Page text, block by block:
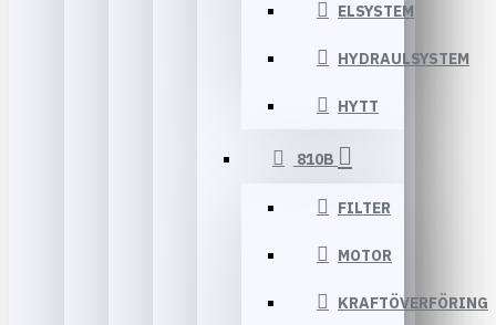
ELSYSTEM
HYDRAULSYSTEM
HYTT
810B
FILTER
MOTOR
KRAFTÖVERFÖRING